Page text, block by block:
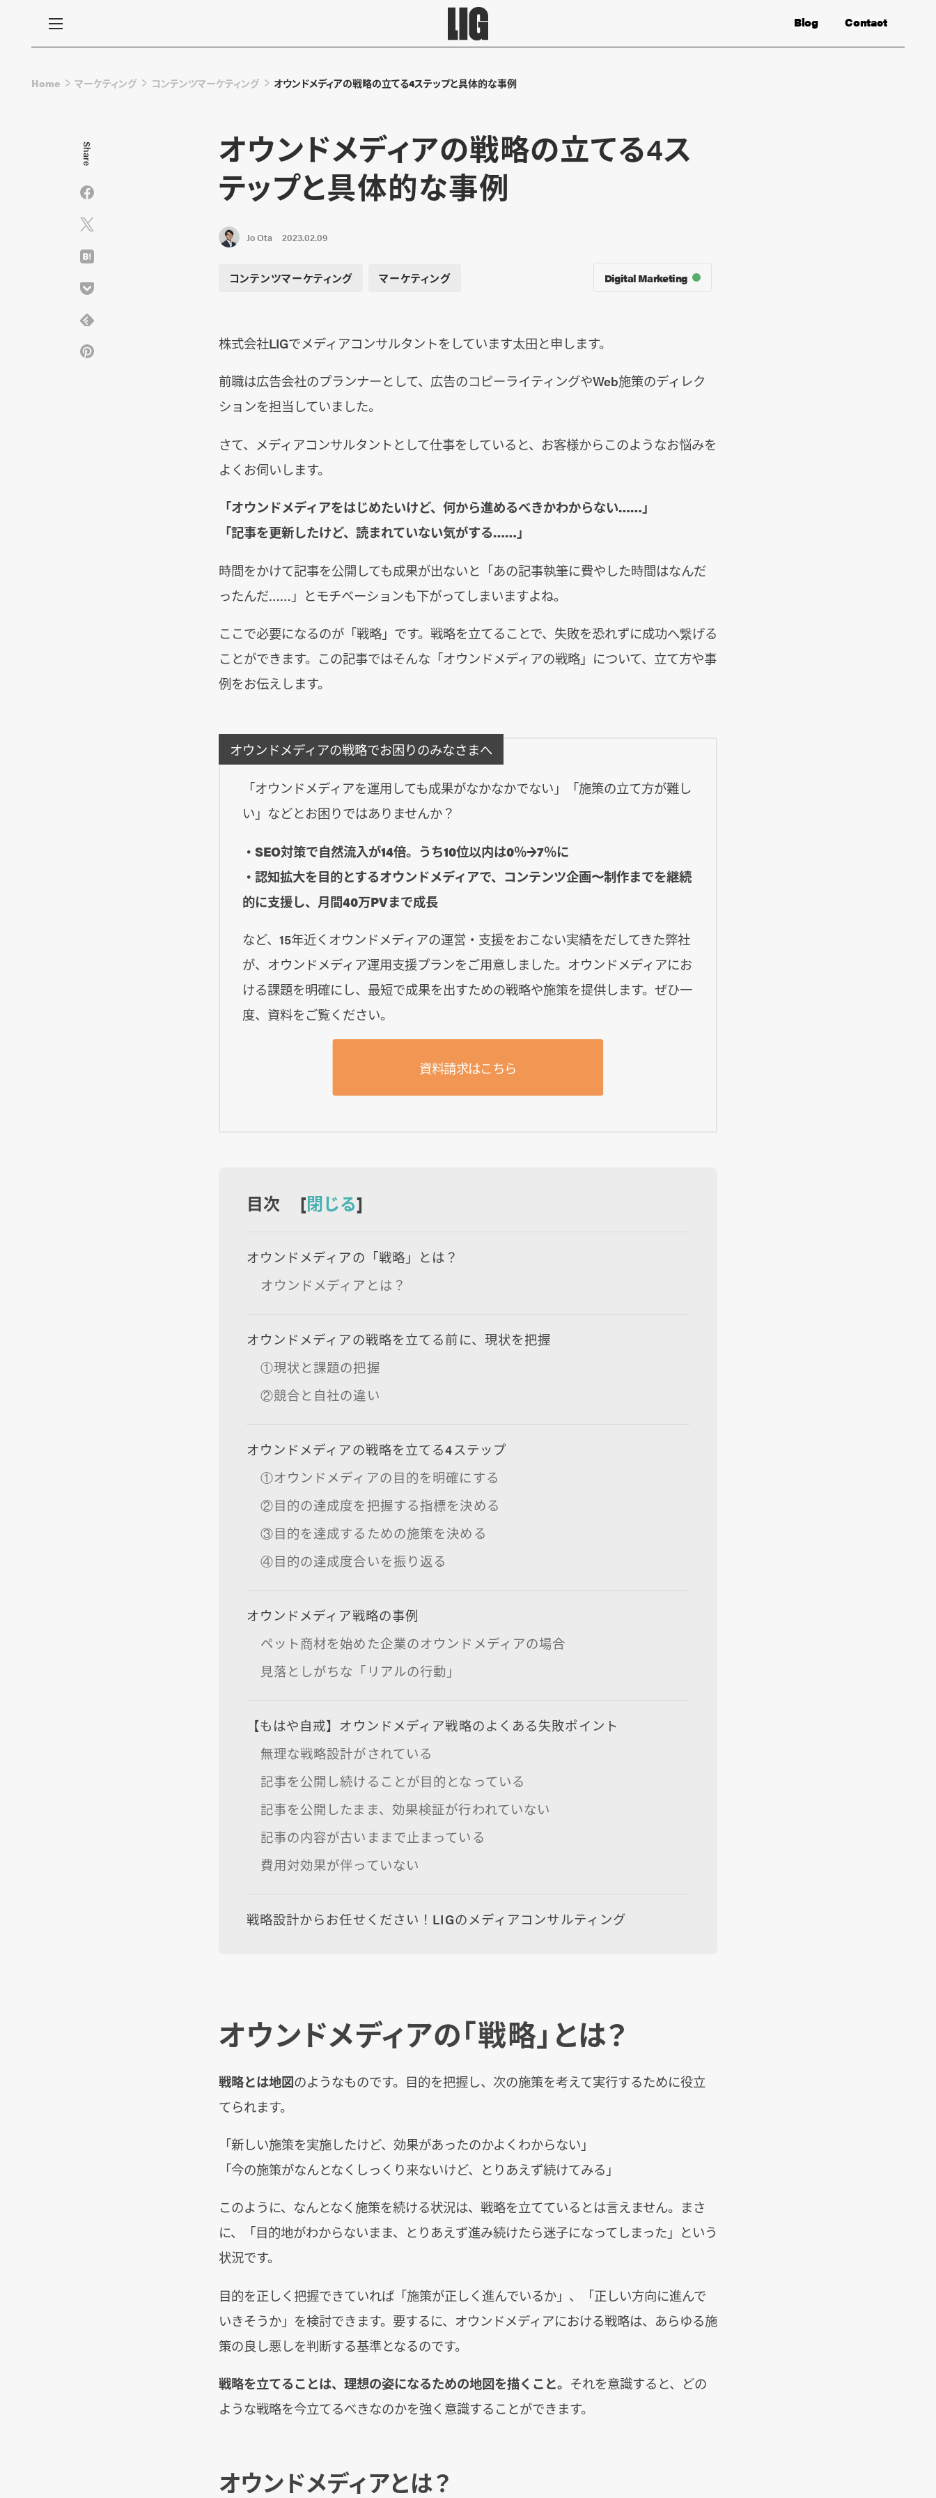
Contact
Blog
Home マーケティング コンテンツマーケティング オウンドメディアの戦略の立てる4ステップと具体的な事例
オウンドメディアの戦略の立てる4ス
テップと具体的な事例
Jo Ota 2023.02.09
コンテンツマーケティング マーケティング Digital Marketing
株式会社LIGでメディアコンサルタントをしています太田と申します。
前職は広告会社のプランナーとして、広告のコピーライティングやWeb施策のディレク
ションを担当していました。
さて、メディアコンサルタントとして仕事をしていると、お客様からこのようなお悩みを
よくお伺いします。
「オウンドメディアをはじめたいけど、何から進めるべきかわからない……」
「記事を更新したけど、読まれていない気がする……」
時間をかけて記事を公開しても成果が出ないと「あの記事執筆に費やした時間はなんだ
ったんだ……」とモチベーションも下がってしまいますよね。
ここで必要になるのが「戦略」です。戦略を立てることで、失敗を恐れずに成功へ繋げる
ことができます。この記事ではそんな「オウンドメディアの戦略」について、立て方や事
例をお伝えします。
オウンドメディアの戦略でお困りのみなさまへ
「オウンドメディアを運用しても成果がなかなかでない」「施策の立て方が難し
い」などとお困りではありませんか？
・SEO対策で自然流入が14倍。うち10位以内は0％→7％に
・認知拡大を目的とするオウンドメディアで、コンテンツ企画〜制作までを継続
的に支援し、月間40万PVまで成長
など、15年近くオウンドメディアの運営・支援をおこない実績をだしてきた弊社
が、オウンドメディア運用支援プランをご用意しました。オウンドメディアにお
ける課題を明確にし、最短で成果を出すための戦略や施策を提供します。ぜひ一
度、資料をご覧ください。
資料請求はこちら
目次 [閉じる]
オウンドメディアの「戦略」とは？
オウンドメディアとは？
オウンドメディアの戦略を立てる前に、現状を把握
①現状と課題の把握
②競合と自社の違い
オウンドメディアの戦略を立てる4ステップ
①オウンドメディアの目的を明確にする
②目的の達成度を把握する指標を決める
③目的を達成するための施策を決める
④目的の達成度合いを振り返る
オウンドメディア戦略の事例
ペット商材を始めた企業のオウンドメディアの場合
見落としがちな「リアルの行動」
【もはや自戒】オウンドメディア戦略のよくある失敗ポイント
無理な戦略設計がされている
記事を公開し続けることが目的となっている
記事を公開したまま、効果検証が行われていない
記事の内容が古いままで止まっている
費用対効果が伴っていない
戦略設計からお任せください！LIGのメディアコンサルティング
オウンドメディアの「戦略」とは？
戦略とは地図のようなものです。目的を把握し、次の施策を考えて実行するために役立
てられます。
「新しい施策を実施したけど、効果があったのかよくわからない」
「今の施策がなんとなくしっくり来ないけど、とりあえず続けてみる」
このように、なんとなく施策を続ける状況は、戦略を立てているとは言えません。まさ
に、「目的地がわからないまま、とりあえず進み続けたら迷子になってしまった」という
状況です。
目的を正しく把握できていれば「施策が正しく進んでいるか」、「正しい方向に進んで
いきそうか」を検討できます。要するに、オウンドメディアにおける戦略は、あらゆる施
策の良し悪しを判断する基準となるのです。
戦略を立てることは、理想の姿になるための地図を描くこと。 それを意識すると、どの
ような戦略を今立てるべきなのかを強く意識することができます。
オウンドメディアとは？
Share